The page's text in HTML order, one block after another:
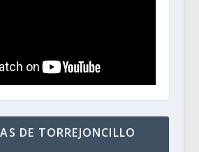
DE TORREJONCILLO